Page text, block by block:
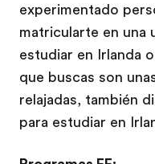
experimentado
matricularte en una
estudiar en Irlanda
que buscas son
relajadas, también
para estudiar en